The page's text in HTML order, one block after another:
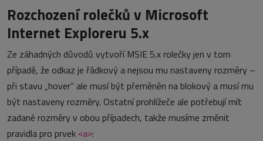
Rozchození rolečků v Microsoft
Internet Exploreru 5.x
Ze záhadných důvodů vytvoří MSIE 5.x rolečky jen v tom
případě, že odkaz je řádkový a nejsou mu nastaveny rozměry –
při stavu „hover“ ale musí být přeměněn na blokový a musí mu
být nastaveny rozměry. Ostatní prohlížeče ale potřebují mít
zadané rozměry v obou případech, takže musíme změnit
pravidla pro prvek <a>: